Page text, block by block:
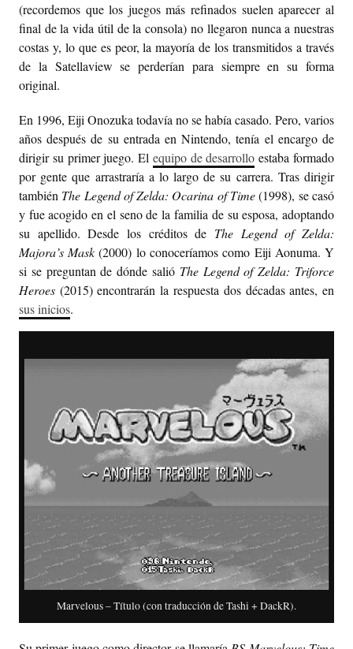
(recordemos que los juegos más refinados suelen aparecer al
final de la vida útil de la consola) no llegaron nunca a nuestras
costas y, lo que es peor, la mayoría de los transmitidos a través
de la Satellaview se perderían para siempre en su forma
original.
En 1996, Eiji Onozuka todavía no se había casado. Pero, varios
años después de su entrada en Nintendo, tenía el encargo de
dirigir su primer juego. El equipo de desarrollo estaba formado
por gente que arrastraría a lo largo de su carrera. Tras dirigir
también The Legend of Zelda: Ocarina of Time(1998), se casó
y fue acogido en el seno de la familia de su esposa, adoptando
su apellido. Desde los créditos de The Legend of Zelda:
Majora’s Mask (2000) lo conoceríamos como Eiji Aonuma. Y
si se preguntan de dónde salió The Legend of Zelda: Triforce
Heroes(2015) encontrarán la respuesta dos décadas antes, en
sus inicios.
Marvelous – Título (con traducción de Tashi + DackR).